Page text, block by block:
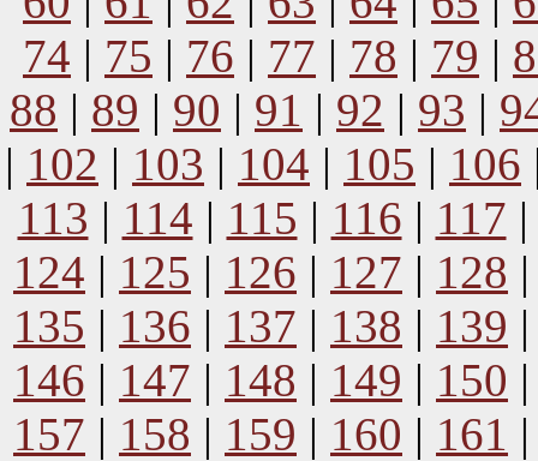
74 | 75 | 76 | 77 | 78 | 79 |
88 | 89 | 90 | 91 | 92 | 93 |
| 102 | 103 | 104 | 105 | 106
113 | 114 | 115 | 116 | 117
124 | 125 | 126 | 127 | 128
135 | 136 | 137 | 138 | 139
146 | 147 | 148 | 149 | 150
157 | 158 | 159 | 160 | 161